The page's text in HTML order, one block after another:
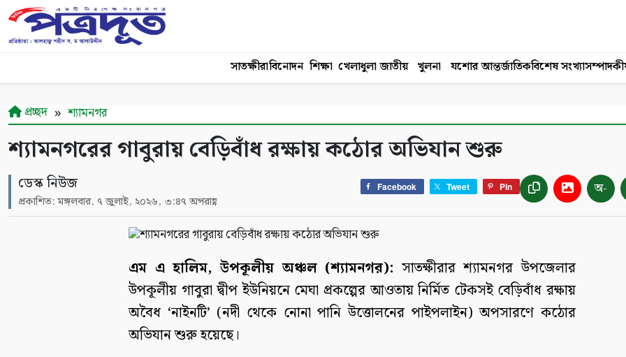
সাতক্ষীরাবিনোদন শিক্ষা খেলাধুলা জাতীয় খুলনা যশোর আন্তর্জাতিকবিশেষ সংখ্যা
প্রচ্ছদ শ্যামনগর
শ্যামনগরের গাবুরায় বেড়িবাঁধ রক্ষায় কঠোর অভিযান শুরু
ডেস্ক নিউজ
প্রকাশিত: মঙ্গলবার, ৭ জুলাই, ২০২৬, ৩:৪৭ অপরাহ্ণ
Facebook Tweet Pin অ-
এম এ হালিম, উপকূলীয় অঞ্চল (শ্যামনগর): সাতক্ষীরার শ্যামনগর উপজেলার
উপকূলীয় গাবুরা দ্বীপ ইউনিয়নে মেঘা প্রকল্পের আওতায় নির্মিত টেকসই বেড়িবাঁধ রক্ষায়
অবৈধ ‘নাইনটি’ (নদী থেকে নোনা পানি উত্তোলনের পাইপলাইন) অপসারণে কঠোর
অভিযান শুরু হয়েছে।